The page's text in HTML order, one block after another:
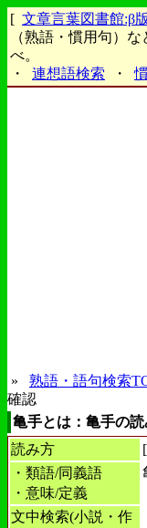
[ 文章言葉図書館:β版
（熟語・慣用句）
べ。
・
連想語検索 ・
» 熟語・語句検索
確認
亀手とは：亀手の
読み方
[
・類語/同義語
・意味/定義
文中検索(小説・作